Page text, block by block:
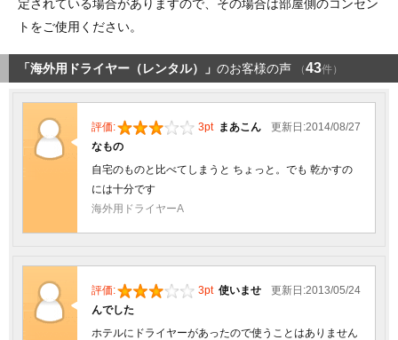
定されている場合がありますので、その場合は部屋側のコンセン
トをご使用ください。
「海外用ドライヤー（レンタル）」 のお客様の声 （43件）
更新日:2014/08/27
評価: 3pt まあこん
なもの
自宅のものと比べてしまうと ちょっと。でも 乾かすの
には十分です
海外用ドライヤーA
更新日:2013/05/24
評価: 3pt 使いませ
んでした
ホテルにドライヤーがあったので使うことはありません